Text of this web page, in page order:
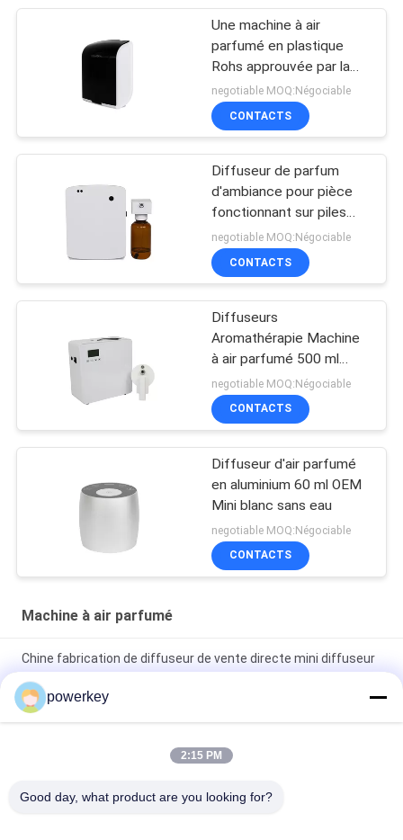
Une machine à air
parfumé en plastique
Rohs approuvée par la
Fcc
negotiable MOQ:Négociable
CONTACTS
Diffuseur de parfum
d'ambiance pour pièce
fonctionnant sur piles
AA, diffuseur de parfum
pour toilettes
negotiable MOQ:Négociable
CONTACTS
Diffuseurs
Aromathérapie Machine
à air parfumé 500 ml
Blanc 800-1200m3
Couverture de l'odeur
negotiable MOQ:Négociable
CONTACTS
Diffuseur d'air parfumé
en aluminium 60 ml OEM
Mini blanc sans eau
negotiable MOQ:Négociable
CONTACTS
Machine à air parfumé
Chine fabrication de diffuseur de vente directe mini diffuseur
électrique 60ml aluminium
Prix de vente directe d'usine de l'huile essentielle d'arôme mini
Diffuseur d' air aromathérapeutique 1,57 W
powerkey
2:15 PM
Good day, what product are you looking for?